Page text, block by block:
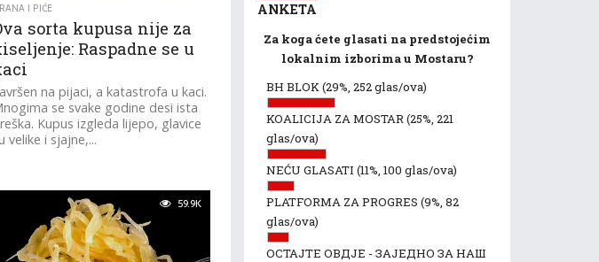
I PIĆE
sorta kupusa nije za
Raspadne se u
na pijaci, a katastrofa u kaci.
se svake godine desi ista
Kupus izgleda lijepo, glavice
velike i sjajne,...
59.9K
ANKETA
Za koga ćete glasati na predstojećim
lokalnim izborima u Mostaru?
BH BLOK(29%, 252 glas/ova)
KOALICIJA ZA MOSTAR(25%, 221
glas/ova)
NEĆU GLASATI (11%, 100 glas/ova)
PLATFORMA ZA PROGRES (9%, 82
glas/ova)
ОСТАЈТЕ ОВДЈЕ - ЗАЈЕДНО ЗА НАШ